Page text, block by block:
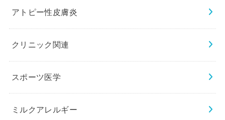
アトピー性皮膚炎
クリニック関連
スポーツ医学
ミルクアレルギー